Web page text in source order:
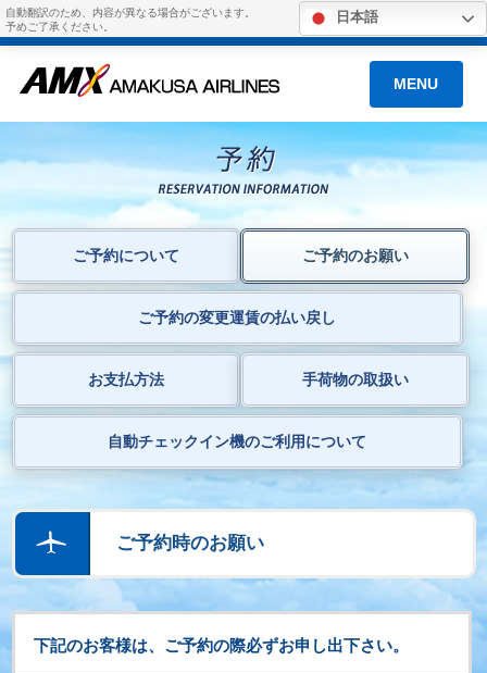
自動翻訳のため、内容が異なる場合がございます。
予めご了承ください。
日本語
MENU
ご予約について ご予約のお願い
ご予約の変更運賃の払い戻し
お支払方法 手荷物の取扱い
自動チェックイン機のご利用について
ご予約時のお願い
下記のお客様は、ご予約の際必ずお申し出下さい。